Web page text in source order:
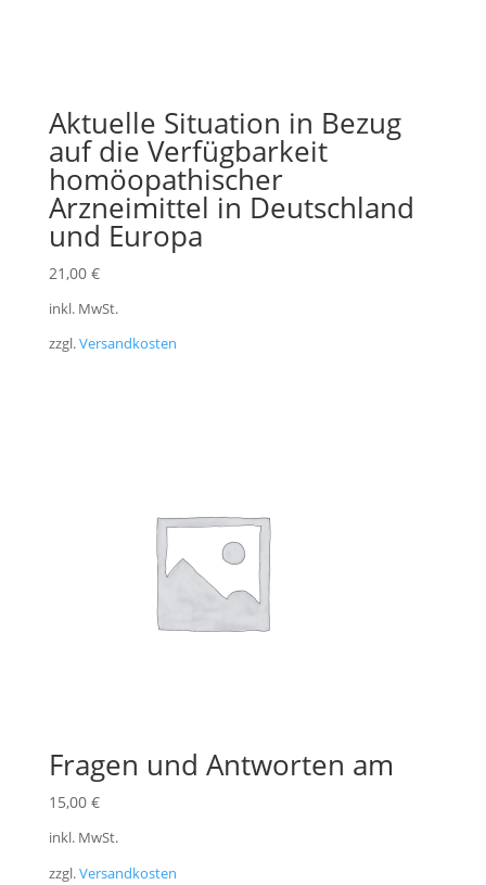
Aktuelle Situation in Bezug
auf die Verfügbarkeit
homöopathischer
Arzneimittel in Deutschland
und Europa
21,00 €
inkl. MwSt.
zzgl.Versandkosten
Fragen und Antworten am
15,00 €
inkl. MwSt.
zzgl.Versandkosten